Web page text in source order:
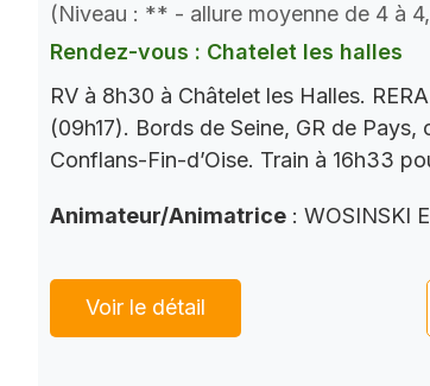
(Niveau : ** - allure moyenne de 4 à
Rendez-vous : Chatelet les halles
RV à 8h30 à Châtelet les Halles.
(09h17). Bords de Seine, GR de Pays,
Conflans-Fin-d’Oise. Train à 16h33
Animateur/Animatrice : WOSINSKI
Voir le détail